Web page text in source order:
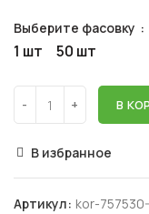
Выберите фасовку
1 шт 50 шт
В
В избранное
Артикул: kor-